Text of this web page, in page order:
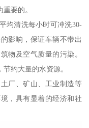
要的。
均清洗每小时可冲洗30-
影响，保证车辆不带出
物及空气质量的污染。
约大量的水资源。
厂、矿山、工业制造等
，具有显着的经济和社